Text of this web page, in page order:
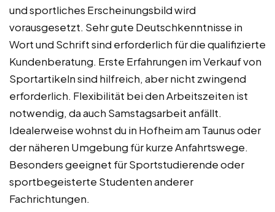
und sportliches Erscheinungsbild wird
vorausgesetzt. Sehr gute Deutschkenntnisse in
Wort und Schrift sind erforderlich für die qualifizierte
Kundenberatung. Erste Erfahrungen im Verkauf von
Sportartikeln sind hilfreich, aber nicht zwingend
erforderlich. Flexibilität bei den Arbeitszeiten ist
notwendig, da auch Samstagsarbeit anfällt.
Idealerweise wohnst du in Hofheim am Taunus oder
der näheren Umgebung für kurze Anfahrtswege.
Besonders geeignet für Sportstudierende oder
sportbegeisterte Studenten anderer
Fachrichtungen.